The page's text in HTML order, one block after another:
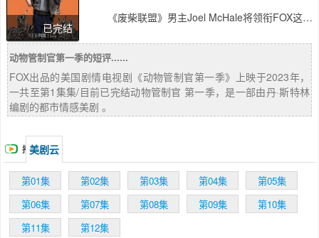
已完结
《废柴联盟》男主Joel McHale将领衔FOX这
一家》主创Bob Fisher与Rob Greenberg，
《全民追女王》编剧Dan Sterling共同打造。
顾名思义，本剧将围绕着一群负责动物管制官
的日常工作和生活展开，所有人都在复杂的工
是。Joel将在剧中饰演“Frank”，一个固执、古
员，Frank当时试图揭露自己部门的腐败事件
缺最终导致他被解雇。这或许可以解释为什么
他如此愤世嫉俗和脾气暴躁。在理解动物的方
面，Frank展示了过人的能力；但面对同类…
他或许不是那么精通。《疯狂前女友》
“Heather”Vella Lovell饰演“Emily”，一个招人
动物管制官第一季的短评......
FOX出品的美国剧情电视剧《动物管制官第一季》上映于2023年，
一共至第1集集/目前已完结动物管制官 第一季，是一部由丹·斯特林
编剧的都市情感美剧 。
播美剧云
第01集 第02集 第03集 第04集
第05集
第06集
第07集 第08集 第09集
第10集
第11集
第12集